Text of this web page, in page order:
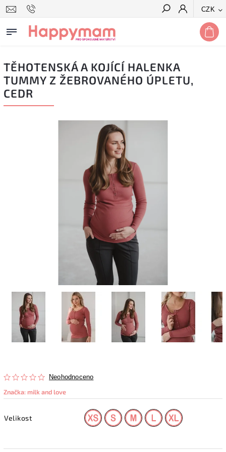
CZK
Hledat
TĚHOTENSKÁ A KOJÍCÍ HALENKA
TUMMY Z ŽEBROVANÉHO ÚPLETU,
CEDR
Neohodnoceno
Značka: milk and love
Velikost